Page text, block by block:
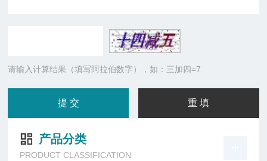
请输入计算结果（填写阿拉伯数字），如：三加四=7
产品分类
PRODUCT CLASSIFICATION